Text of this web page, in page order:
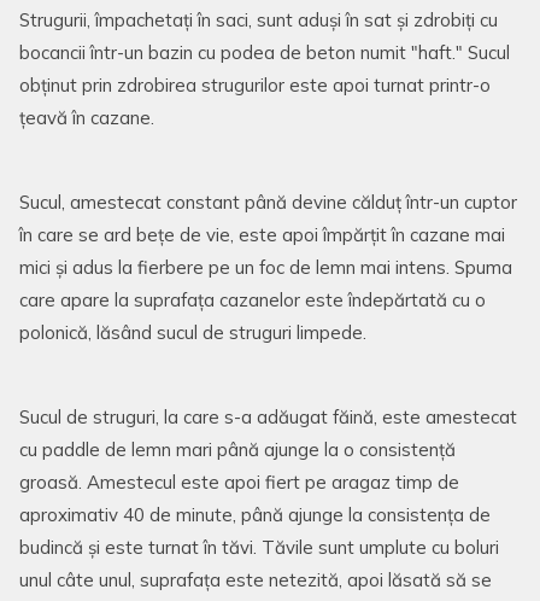
Strugurii, împachetați în saci, sunt aduși în sat și zdrobiți cu
bocancii într-un bazin cu podea de beton numit "haft." Sucul
obținut prin zdrobirea strugurilor este apoi turnat printr-o
țeavă în cazane.
Sucul, amestecat constant până devine călduț într-un cuptor
în care se ard bețe de vie, este apoi împărțit în cazane mai
mici și adus la fierbere pe un foc de lemn mai intens. Spuma
care apare la suprafața cazanelor este îndepărtată cu o
polonică, lăsând sucul de struguri limpede.
Sucul de struguri, la care s-a adăugat făină, este amestecat
cu paddle de lemn mari până ajunge la o consistență
groasă. Amestecul este apoi fiert pe aragaz timp de
aproximativ 40 de minute, până ajunge la consistența de
budincă și este turnat în tăvi. Tăvile sunt umplute cu boluri
unul câte unul, suprafața este netezită, apoi lăsată să se